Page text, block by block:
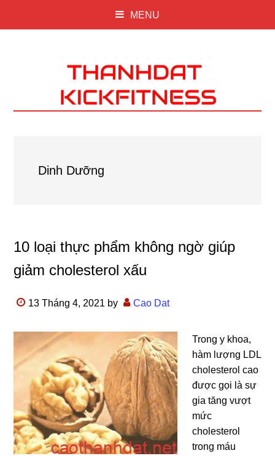
MENU
Dinh Dưỡng
10 loại thực phẩm không ngờ giúp
giảm cholesterol xấu
13 Tháng 4, 2021 by Cao Dat
Trong y khoa,
hàm lượng LDL
cholesterol cao
được gọi là sự
gia tăng vượt
mức
cholesterol
trong máu